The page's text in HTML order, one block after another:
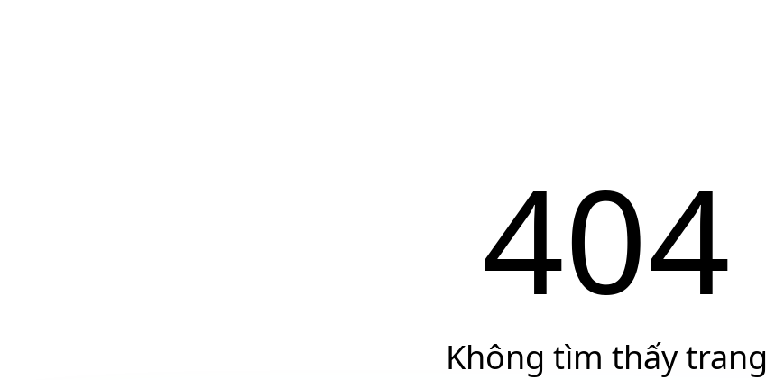
404
Không tìm thấy trang